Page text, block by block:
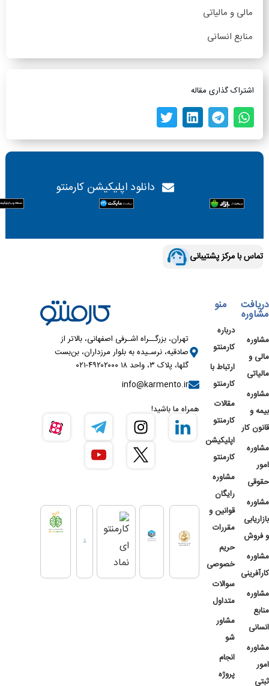
مالی و مالیاتی
منابع انسانی
اشتراک گذاری مقاله
دانلود اپلیکیشن کارمنتو
تماس با مرکز پشتیبانی
دریافت
مشاوره
مشاوره
مالی و
مالیاتی
مشاوره
بیمه و
قانون کار
مشاوره
امور
حقوقی
مشاوره
بازاریابی
و فروش
مشاوره
کارآفرینی
مشاوره
منابع
انسانی
مشاوره
امور
ثبتی
منو
درباره
کارمنتو
ارتباط با
کارمنتو
مقالات
کارمنتو
اپلیکیشن
کارمنتو
مشاوره
رایگان
قوانین و
مقررات
حریم
خصوصی
سوالات
متداول
مشاور
شو
انجام
پروژه
تهران، بزرگــراه اشـرفی اصفهانی، بالاتر از
صادقیه، نرسـیده به بلوار مرزداران، بن‌بست
گلها، پلاک ۳، واحد ۱۸ ۴۹۲۰۲۰۰۰-۰۲۱
info@karmento.ir
همراه ما باشید!